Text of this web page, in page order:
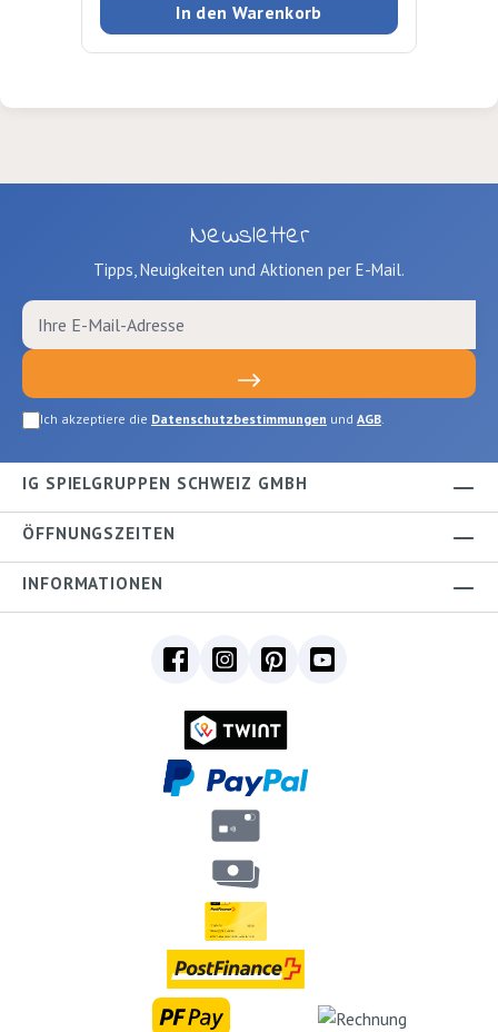
In den Warenkorb
Newsletter
Tipps, Neuigkeiten und Aktionen per E-Mail.
Ich akzeptiere die Datenschutzbestimmungen und AGB.
IG SPIELGRUPPEN SCHWEIZ GMBH
ÖFFNUNGSZEITEN
INFORMATIONEN